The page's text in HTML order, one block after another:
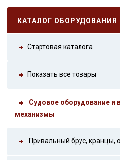
КАТАЛОГ ОБОРУДОВАНИЯ
Стартовая каталога
Показать все товары
Судовое оборудование и
механизмы
Привальный брус, кранцы,